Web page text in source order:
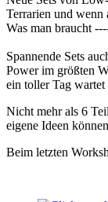
Terrarien und
Was man braucht
Spannende Sets
Power im größten
ein toller Tag
Nicht mehr als 6
eigene Ideen
Beim letzten